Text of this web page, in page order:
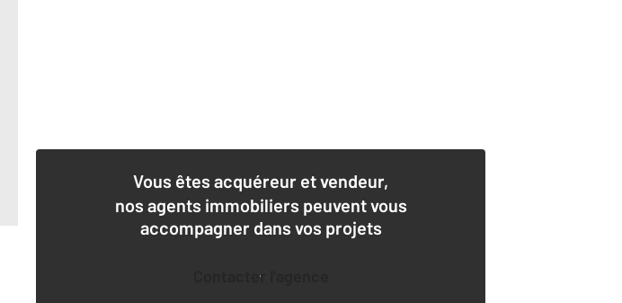
Vous êtes acquéreur et vendeur,
nos agents immobiliers peuvent vous
accompagner dans vos projets
Contacter l'agence